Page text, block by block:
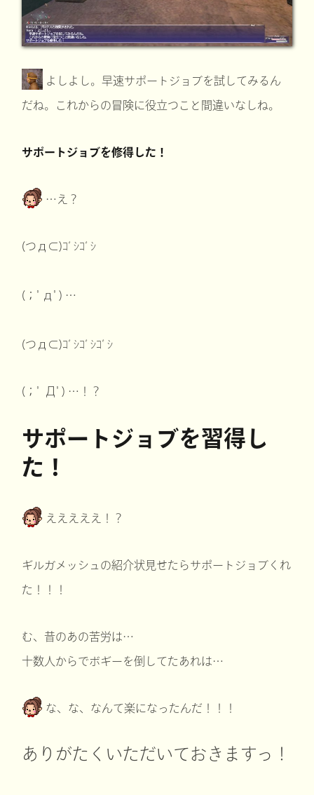
よしよし。早速サポートジョブを試してみるん
だね。これからの冒険に役立つこと間違いなしね。
サポートジョブを修得した！
…え？
(つд⊂)ｺﾞｼｺﾞｼ
(；ﾟдﾟ) …
(つд⊂)ｺﾞｼｺﾞｼｺﾞｼ
(；ﾟ Дﾟ) …！？
サポートジョブを習得し
た！
えええええ！？
ギルガメッシュの紹介状見せたらサポートジョブくれ
た！！！
む、昔のあの苦労は…
十数人からでボギーを倒してたあれは…
な、な、なんて楽になったんだ！！！
ありがたくいただいておきますっ！